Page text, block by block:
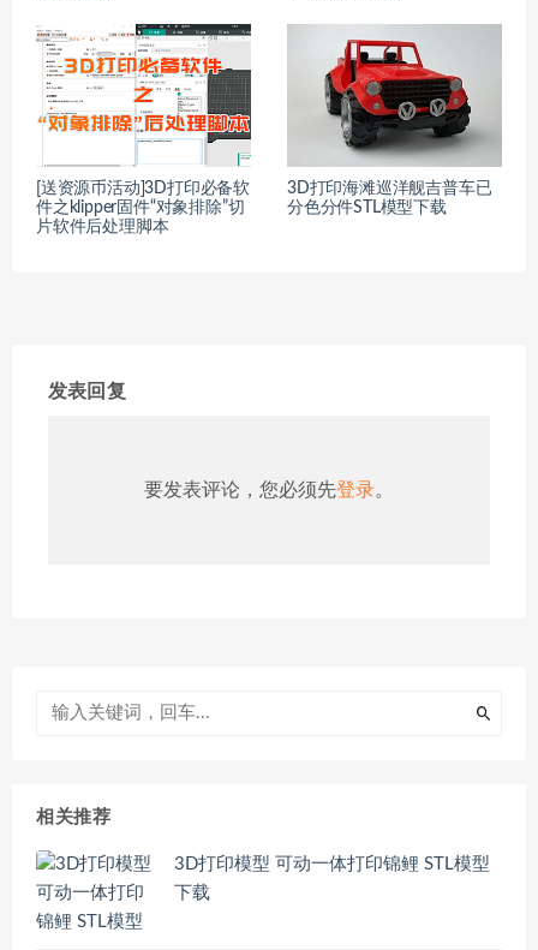
[送资源币活动]3D打印必备软
件之klipper固件“对象排除”切
片软件后处理脚本
3D打印海滩巡洋舰吉普车已
分色分件STL模型下载
发表回复
要发表评论，您必须先登录。
相关推荐
3D打印模型 可动一体打印锦鲤 STL模型
下载